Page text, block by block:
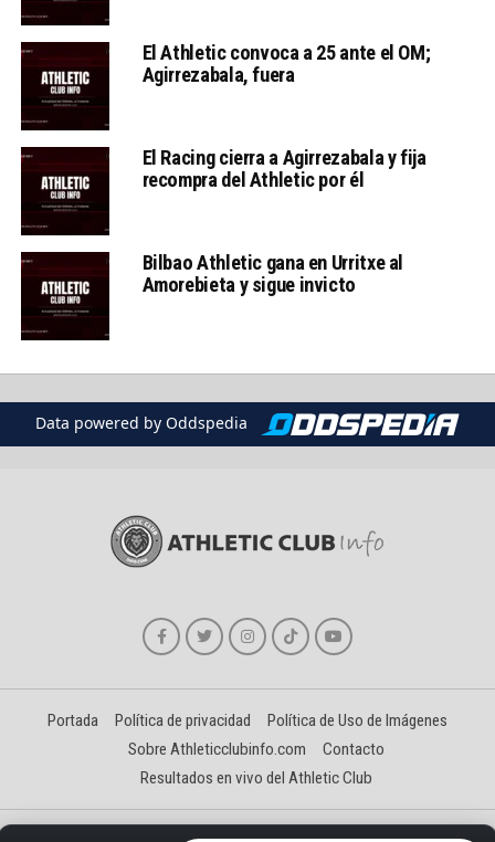
El Athletic convoca a 25 ante el OM;
Agirrezabala, fuera
El Racing cierra a Agirrezabala y fija
recompra del Athletic por él
Bilbao Athletic gana en Urritxe al
Amorebieta y sigue invicto
Data powered by Oddspedia
Portada Política de privacidad
Política de Uso de Imágenes
Sobre Athleticclubinfo.com
Contacto
Resultados en vivo del Athletic Club